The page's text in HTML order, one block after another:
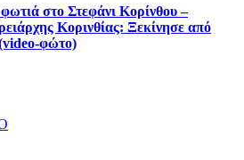
στο Στεφάνι Κορίνθου –
Κορινθίας: Ξεκίνησε από
φώτο)